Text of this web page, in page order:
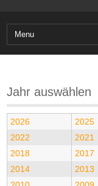
Jahr auswählen
2026 2025
2022
2021
2018
2017
2014
2013